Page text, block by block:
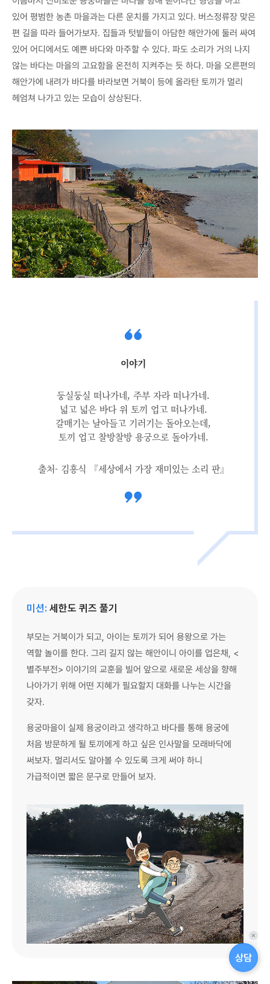
있어 평범한 농촌 마을과는 다른 운치를 가지고 있다. 버스정류장 맞은
편 길을 따라 들어가보자. 집들과 텃밭들이 아담한 해안가에 둘러 싸여
있어 어디에서도 예쁜 바다와 마주할 수 있다. 파도 소리가 거의 나지
않는 바다는 마을의 고요함을 온전히 지켜주는 듯 하다. 마을 오른편의
해안가에 내려가 바다를 바라보면 거북이 등에 올라탄 토끼가 멀리
헤엄쳐 나가고 있는 모습이 상상된다.
이야기
둥실둥실 떠나가네, 주부 자라 떠나가네.
넓고 넓은 바다 위 토끼 업고 떠나가네.
갈매기는 날아들고 기러기는 돌아오는데,
토끼 업고 찰방찰방 용궁으로 돌아가네.
출처- 김흥식 『세상에서 가장 재미있는 소리 판』
미션: 세한도 퀴즈 풀기
부모는 거북이가 되고, 아이는 토끼가 되어 용왕으로 가는
역할 놀이를 한다. 그리 길지 않는 해안이니 아이를 업은채, <
별주부전> 이야기의 교훈을 빌어 앞으로 새로운 세상을 향해
나아가기 위해 어떤 지혜가 필요할지 대화를 나누는 시간을
갖자.
용궁마을이 실제 용궁이라고 생각하고 바다를 통해 용궁에
처음 방문하게 될 토끼에게 하고 싶은 인사말을 모래바닥에
써보자. 멀리서도 알아볼 수 있도록 크게 써야 하니
가급적이면 짧은 문구로 만들어 보자.
상담
퀵
메
뉴